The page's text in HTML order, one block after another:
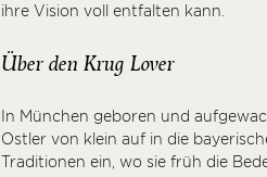
ihre Vision voll entfalten kann.
Über den Krug Lover
In München geboren und
Ostler von klein auf in die
Traditionen ein, wo sie früh die